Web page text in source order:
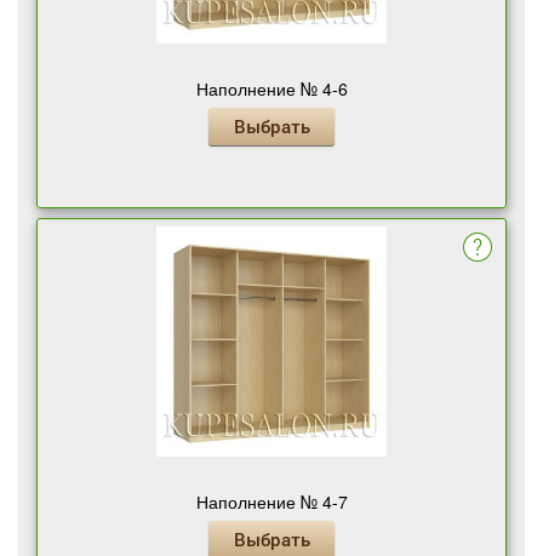
Наполнение № 4-6
Выбрать
Наполнение № 4-7
Выбрать